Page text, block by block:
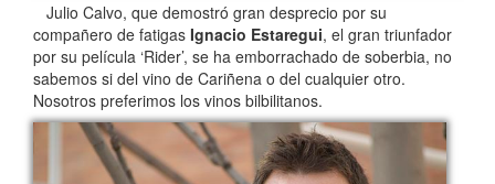
Julio Calvo, que demostró gran desprecio por su
compañero de fatigas Ignacio Estaregui, el gran triunfador
por su película ‘Rider’, se ha emborrachado de soberbia, no
sabemos si del vino de Cariñena o del cualquier otro.
Nosotros preferimos los vinos bilbilitanos.